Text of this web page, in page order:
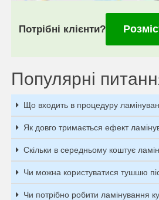
Потрібні клієнти?
Популярні
Що входить в процедуру
Як довго тримається ефект
Скільки в середньому коштує
Чи можна користуватися тушшю
Чи потрібно робити ламінування